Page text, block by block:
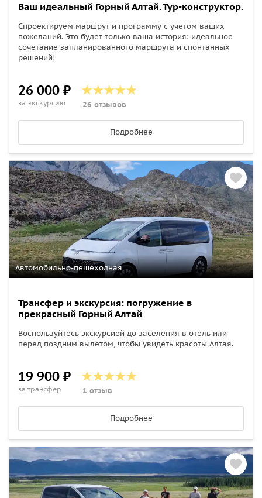
Ваш идеальный Горный Алтай. Тур-конструктор.
Спроектируем маршрут и программу с учетом ваших
пожеланий. Это будет только ваша история: идеальное
сочетание запланированного маршрута и спонтанных
решений!
26 000 ₽
за экскурсию 26 отзывов
Подробнее
Автомобильно-пешеходная
Трансфер и экскурсия: погружение в
прекрасный Горный Алтай
Воспользуйтесь экскурсией до заселения в отель или
перед поздним вылетом, чтобы увидеть красоты Алтая.
19 900 ₽
за трансфер 1 отзыв
Подробнее